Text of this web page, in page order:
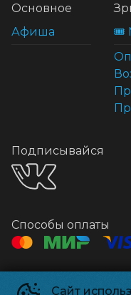
Сайт
Основное
Афиша
🎟️
Подписывайся
Способы оплаты